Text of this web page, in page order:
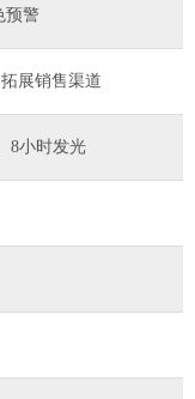
预警
展销售渠道
8小时发光